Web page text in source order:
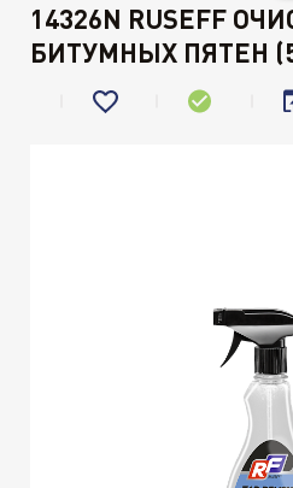
14326N RUSEFF
БИТУМНЫХ ПЯТЕН